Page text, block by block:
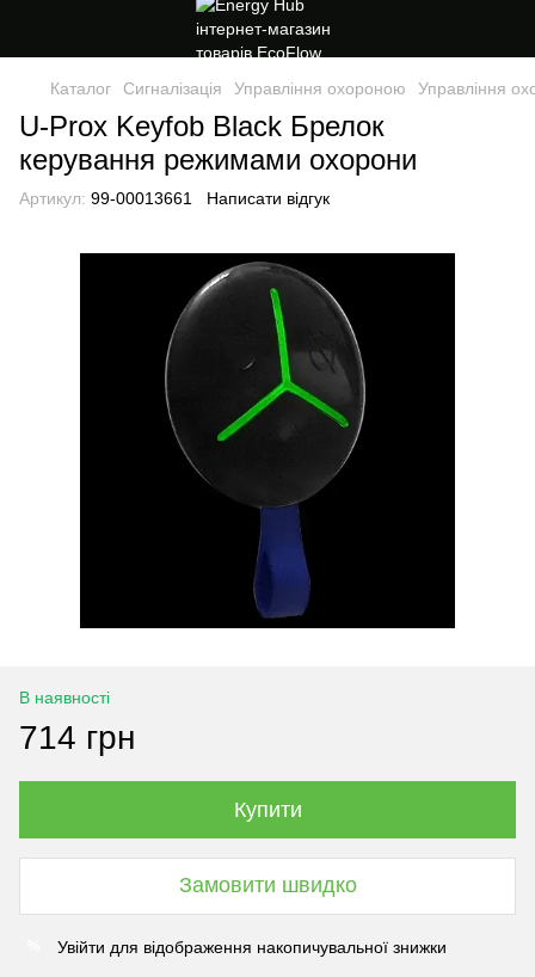
Каталог Сигналізація Управління охороною Управління
U-Prox Keyfob Black Брелок
керування режимами охорони
Артикул: 99-00013661 Написати відгук
В наявності
714 грн
Купити
Замовити швидко
Увійти для відображення накопичувальної знижки